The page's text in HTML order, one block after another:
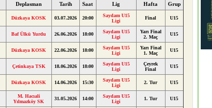
Deplasman Tarih Saat Lig Hafta Grup
Düzkaya KOSK 03.07.2026 20:00
Saydam U15
Ligi
Final U15
Baf Ülkü Yurdu 26.06.2026 18:00
Saydam U15
Ligi
Yarı Final
2. Maç
U15
Düzkaya KOSK 22.06.2026 18:00
Saydam U15
Ligi
Yarı Final
1. Maç
U15
Çetinkaya TSK 18.06.2026 18:00
Saydam U15
Ligi
Çeyrek
Final
U15
Düzkaya KOSK 14.06.2026 15:30
Saydam U15
Ligi
2. Tur U15
M. Hacıali
Yılmazköy SK
31.05.2026 14:00
Saydam U15
Ligi
1. Tur U15